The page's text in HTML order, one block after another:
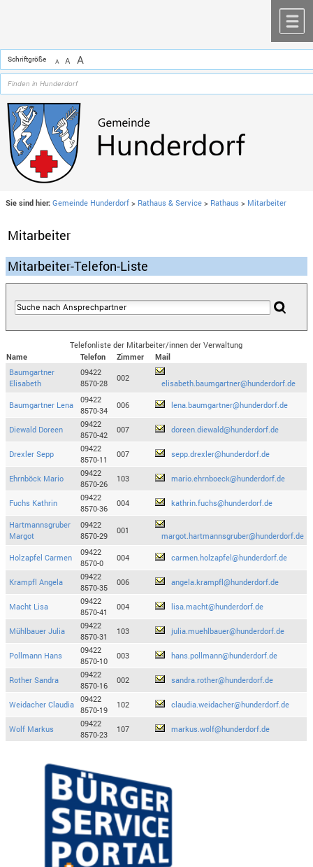
Schriftgröße A A A
Sie sind hier: Gemeinde Hunderdorf > Rathaus & Service > Rathaus > Mitarbeiter
Mitarbeiter
Mitarbeiter-Telefon-Liste
Telefonliste der Mitarbeiter/innen der Verwaltung
Name
Telefon Zimmer
Mail
Baumgartner
Elisabeth
09422
8570-28
002
elisabeth.baumgartner@hunderdorf.de
Baumgartner Lena
09422
8570-34
006 lena.baumgartner@hunderdorf.de
Diewald Doreen
09422
8570-42
007 doreen.diewald@hunderdorf.de
Drexler Sepp
09422
8570-11
007 sepp.drexler@hunderdorf.de
Ehrnböck Mario
09422
8570-26
103 mario.ehrnboeck@hunderdorf.de
Fuchs Kathrin
09422
8570-36
004 kathrin.fuchs@hunderdorf.de
Hartmannsgruber
Margot
09422
8570-29
001
margot.hartmannsgruber@hunderdorf.de
Holzapfel Carmen
09422
8570-0
004 carmen.holzapfel@hunderdorf.de
Krampfl Angela
09422
8570-35
006 angela.krampfl@hunderdorf.de
Macht Lisa
09422
8570-41
004 lisa.macht@hunderdorf.de
Mühlbauer Julia
09422
8570-31
103 julia.muehlbauer@hunderdorf.de
Pollmann Hans
09422
8570-10
003 hans.pollmann@hunderdorf.de
Rother Sandra
09422
8570-16
002 sandra.rother@hunderdorf.de
Weidacher Claudia
09422
8570-19
102 claudia.weidacher@hunderdorf.de
Wolf Markus
09422
8570-23
107 markus.wolf@hunderdorf.de